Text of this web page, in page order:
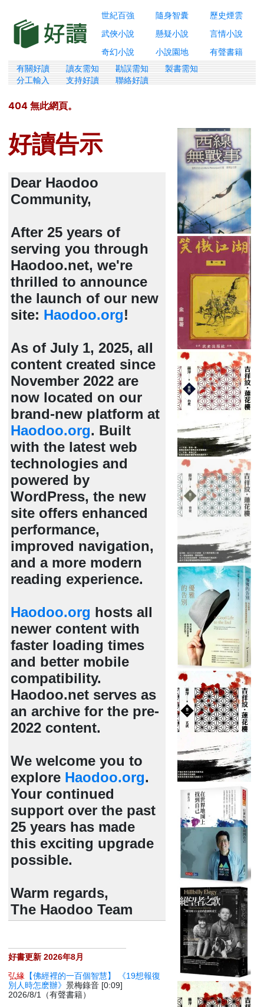
世紀百強 隨身智囊
歷史煙雲
武俠小說
懸疑小說
言情小說
奇幻小說
小說園地 有聲書籍
有關好讀 讀友需知 勘誤需知
製書需知
分工輸入
支持好讀 聯絡好讀
404 無此網頁。
好讀告示
Dear Haodoo
Community,
After 25 years of
serving you through
Haodoo.net, we're
thrilled to announce
the launch of our new
site: Haodoo.org!
As of July 1, 2025, all
content created since
November 2022 are
now located on our
brand-new platform at
Haodoo.org. Built
with the latest web
technologies and
powered by
WordPress, the new
site offers enhanced
performance,
improved navigation,
and a more modern
reading experience.
Haodoo.org hosts all
newer content with
faster loading times
and better mobile
compatibility.
Haodoo.net serves as
an archive for the pre-
2022 content.
We welcome you to
explore Haodoo.org.
Your continued
support over the past
25 years has made
this exciting upgrade
possible.
Warm regards,
The Haodoo Team
好書更新 2026年8月
弘緣 【佛經裡的一百個智慧】 《19想報復
別人時怎麽辦》景梅錄音 [0:09]
2026/8/1（有聲書籍）